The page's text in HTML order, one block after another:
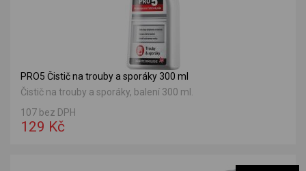
PRO5 Čistič na trouby a sporáky 300 ml
Čistič na trouby a sporáky, balení 300 ml.
107 bez DPH
129 Kč